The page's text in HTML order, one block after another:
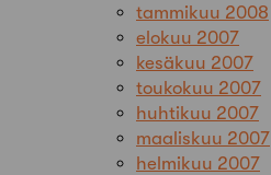
tammikuu 2008
elokuu 2007
kesäkuu 2007
toukokuu 2007
huhtikuu 2007
maaliskuu 2007
helmikuu 2007